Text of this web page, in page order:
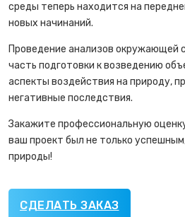
среды теперь находится на
новых начинаний.
Проведение анализов окружающей
часть подготовки к возведению
аспекты воздействия на природу,
негативные последствия.
Закажите профессиональную
ваш проект был не только
природы!
СДЕЛАТЬ ЗАКАЗ